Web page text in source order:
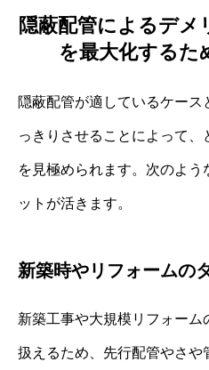
隠蔽配管によるデメ
を最大化するた
隠蔽配管が適しているケー
っきりさせることによって
を見極められます。次のよう
ットが活きます。
新築時やリフォームの
新築工事や大規模リフォーム
扱えるため、先行配管やさ